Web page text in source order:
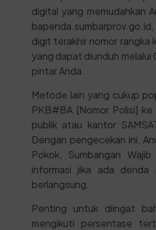
digital yang memudahkan
bapenda.sumbarprov.go.id,
digit terakhir nomor rangka
yang dapat diunduh
pintar Anda.
Metode lain yang cukup
PKB#BA [Nomor Polisi]
publik atau kantor
Dengan pengecekan ini,
Pokok, Sumbangan
informasi jika ada denda
berlangsung.
Penting untuk diingat
mengikuti persentase